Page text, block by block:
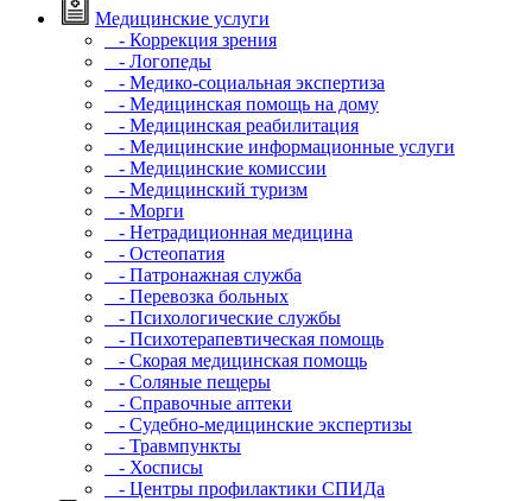
Медицинские услуги
- Коррекция зрения
- Логопеды
- Медико-социальная экспертиза
- Медицинская помощь на дому
- Медицинская реабилитация
- Медицинские информационные услуги
- Медицинские комиссии
- Медицинский туризм
- Морги
- Нетрадиционная медицина
- Остеопатия
- Патронажная служба
- Перевозка больных
- Психологические службы
- Психотерапевтическая помощь
- Скорая медицинская помощь
- Соляные пещеры
- Справочные аптеки
- Судебно-медицинские экспертизы
- Травмпункты
- Хосписы
- Центры профилактики СПИДа